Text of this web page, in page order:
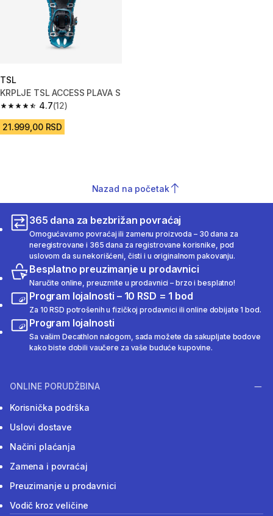
TSL
KRPLJE TSL ACCESS PLAVA S
4.7
4.7 od 5 zvezdica from 12 Recenzije
(12)
21.999,00 RSD
Nazad na početak
365 dana za bezbrižan povraćaj
Omogućavamo povraćaj ili zamenu proizvoda – 30 dana za
neregistrovane i 365 dana za registrovane korisnike, pod
uslovom da su nekorišćeni, čisti i u originalnom pakovanju.
Besplatno preuzimanje u prodavnici
Naručite online, preuzmite u prodavnici – brzo i besplatno!
Program lojalnosti – 10 RSD = 1 bod
Za 10 RSD potrošenih u fizičkoj prodavnici ili online dobijate 1 bod.
Program lojalnosti
Sa vašim Decathlon nalogom, sada možete da sakupljate bodove
kako biste dobili vaučere za vaše buduće kupovine.
ONLINE PORUDŽBINA
Korisnička podrška
Uslovi dostave
Načini plaćanja
Zamena i povraćaj
Preuzimanje u prodavnici
Vodič kroz veličine